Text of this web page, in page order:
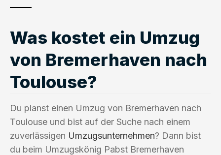
Was kostet ein Umzug
von Bremerhaven nach
Toulouse?
Du planst einen Umzug von Bremerhaven nach
Toulouse und bist auf der Suche nach einem
zuverlässigen Umzugsunternehmen? Dann bist
du beim Umzugskönig Pabst Bremerhaven